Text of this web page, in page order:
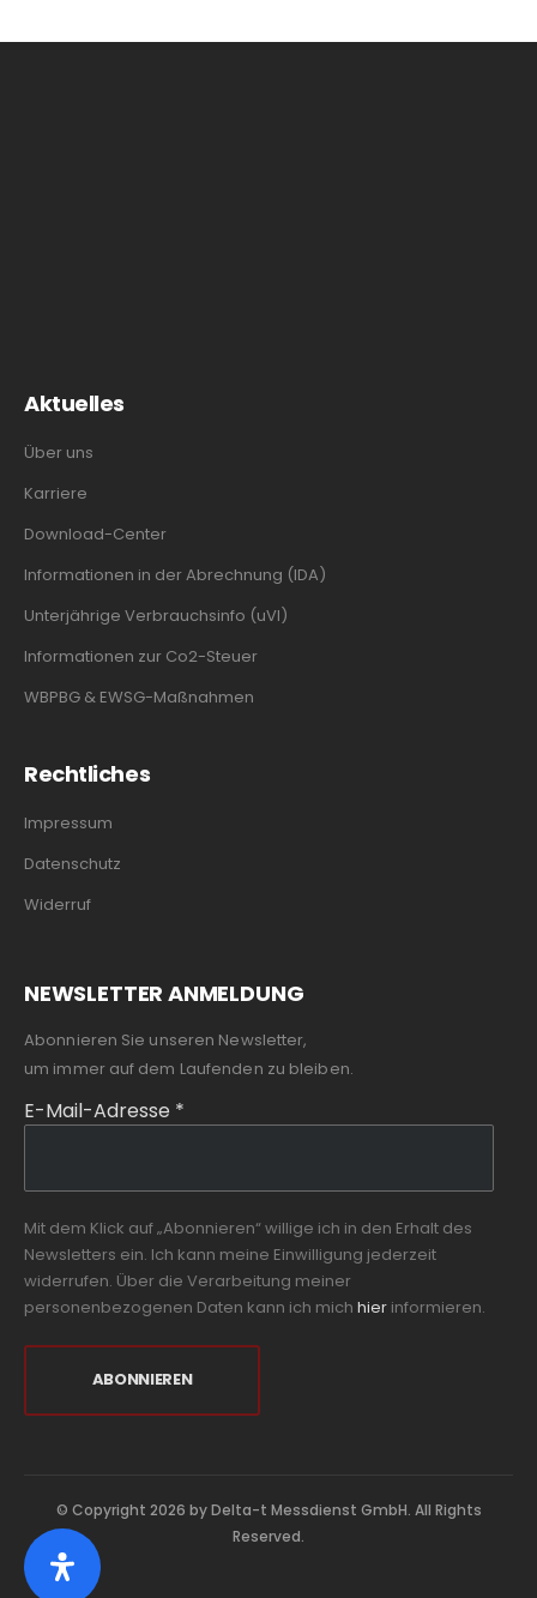
Aktuelles
Über uns
Karriere
Download-Center
Informationen in der Abrechnung (IDA)
Unterjährige Verbrauchsinfo (uVI)
Informationen zur Co2-Steuer
WBPBG & EWSG-Maßnahmen
Rechtliches
Impressum
Datenschutz
Widerruf
NEWSLETTER ANMELDUNG
Abonnieren Sie unseren Newsletter,
um immer auf dem Laufenden zu bleiben.
E-Mail-Adresse *
Mit dem Klick auf „Abonnieren“ willige ich in den Erhalt des
Newsletters ein. Ich kann meine Einwilligung jederzeit
widerrufen. Über die Verarbeitung meiner
personenbezogenen Daten kann ich mich hier informieren.
© Copyright 2026 by Delta-t Messdienst GmbH. All Rights
Reserved.